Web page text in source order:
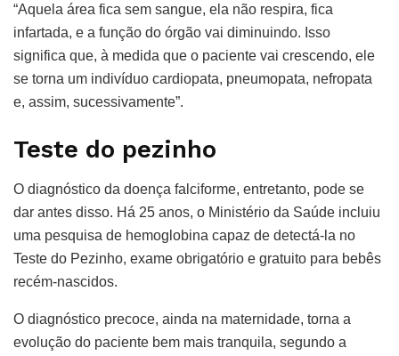
“Aquela área fica sem sangue, ela não respira, fica
infartada, e a função do órgão vai diminuindo. Isso
significa que, à medida que o paciente vai crescendo, ele
se torna um indivíduo cardiopata, pneumopata, nefropata
e, assim, sucessivamente”.
Teste do pezinho
O diagnóstico da doença falciforme, entretanto, pode se
dar antes disso. Há 25 anos, o Ministério da Saúde incluiu
uma pesquisa de hemoglobina capaz de detectá-la no
Teste do Pezinho, exame obrigatório e gratuito para bebês
recém-nascidos.
O diagnóstico precoce, ainda na maternidade, torna a
evolução do paciente bem mais tranquila, segundo a